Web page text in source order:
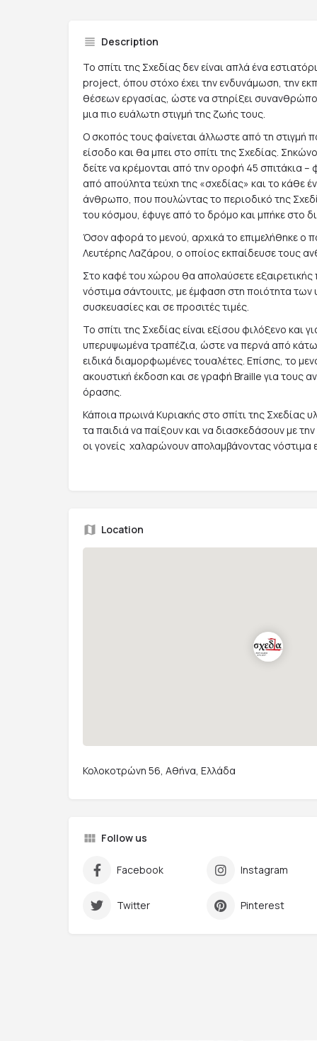
Description
Το σπίτι της Σχεδίας δεν είναι απλά ένα
project, όπου στόχο έχει την ενδυνάμωση, την
θέσεων εργασίας, ώστε να στηρίξει
μια πιο ευάλωτη στιγμή της ζωής τους.
Ο σκοπός τους φαίνεται άλλωστε από τη στιγμή
είσοδο και θα μπει στο σπίτι της Σχεδίας.
δείτε να κρέμονται από την οροφή 45 σπιτάκια –
από απούλητα τεύχη της «σχεδίας» και το κάθε
άνθρωπο, που πουλώντας το περιοδικό της
του κόσμου, έφυγε από το δρόμο και μπήκε στο
Όσον αφορά το μενού, αρχικά το επιμελήθηκε ο
Λευτέρης Λαζάρου, ο οποίος εκπαίδευσε τους
Στο καφέ του χώρου θα απολαύσετε
νόστιμα σάντουιτς, με έμφαση στη ποιότητα των
συσκευασίες και σε προσιτές τιμές.
Το σπίτι της Σχεδίας είναι εξίσου φιλόξενο και
υπερυψωμένα τραπέζια, ώστε να περνά από κάτω
ειδικά διαμορφωμένες τουαλέτες. Επίσης, το
ακουστική έκδοση και σε γραφή Braille για τους
όρασης.
Κάποια πρωινά Κυριακής στο σπίτι της Σχεδίας
τα παιδιά να παίξουν και να διασκεδάσουν με
οι γονείς χαλαρώνουν απολαμβάνοντας νόστιμα
Location
Κολοκοτρώνη 56, Αθήνα, Ελλάδα
Follow us
Facebook Instagram
Twitter Pinterest